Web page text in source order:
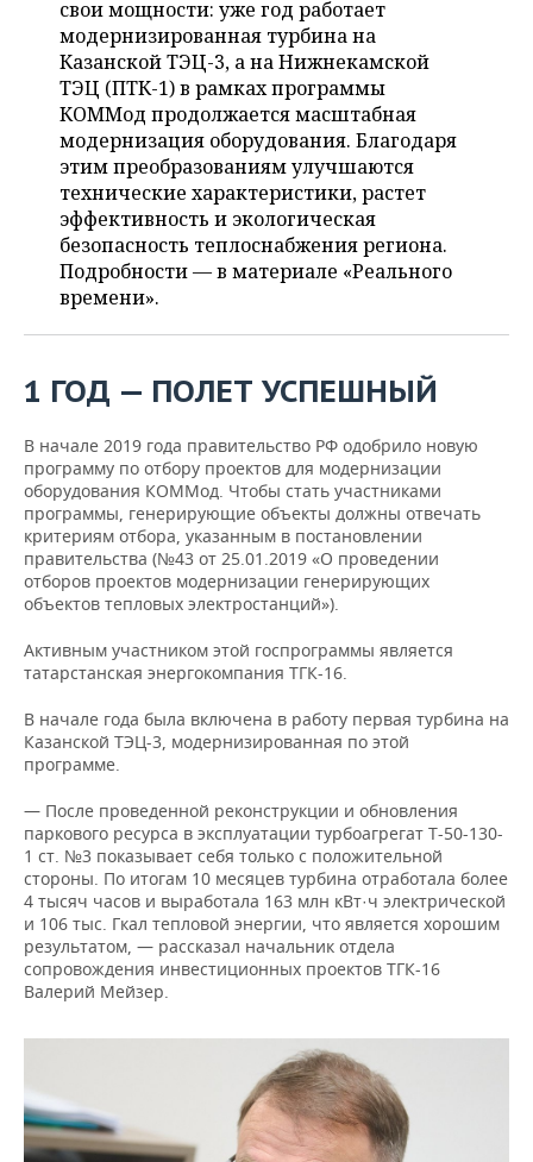
ОТКРЫТАЯ ЛЕКЦИЯ
БАСКЕТБОЛ
ВОЛЕЙБОЛ
КИБЕРСПОРТ
ФИГУРНОЕ КАТАНИЕ
ВОДНЫЕ ВИДЫ СПОРТА
ХОККЕЙ С МЯЧОМ
ИНФРАСТРУКТУРА
ИСТОРИЯ
КУЛЬТУРА
МЕДИЦИНА
ОБРАЗОВАНИЕ
ПРОИСШЕСТВИЯ
СПРАВОЧНИК
СПИСОК ПЕРСОН
СПИСОК КОМПАНИЙ
ПОЛНАЯ ВЕРСИЯ
свои мощности: уже год работает
модернизированная турбина на
Казанской ТЭЦ-3, а на Нижнекамской
ТЭЦ (ПТК-1) в рамках программы
КОММод продолжается масштабная
модернизация оборудования. Благодаря
этим преобразованиям улучшаются
технические характеристики, растет
эффективность и экологическая
безопасность теплоснабжения региона.
Подробности — в материале «Реального
времени».
1 ГОД — ПОЛЕТ УСПЕШНЫЙ
В начале 2019 года правительство РФ одобрило новую
программу по отбору проектов для модернизации
оборудования КОММод. Чтобы стать участниками
программы, генерирующие объекты должны отвечать
критериям отбора, указанным в постановлении
правительства (№43 от 25.01.2019 «О проведении
отборов проектов модернизации генерирующих
объектов тепловых электростанций»).
Активным участником этой госпрограммы является
татарстанская энергокомпания ТГК-16.
В начале года была включена в работу первая турбина на
Казанской ТЭЦ-3, модернизированная по этой
программе.
— После проведенной реконструкции и обновления
паркового ресурса в эксплуатации турбоагрегат Т-50-130-
1 ст. №3 показывает себя только с положительной
стороны. По итогам 10 месяцев турбина отработала более
4 тысяч часов и выработала 163 млн кВт·ч электрической
и 106 тыс. Гкал тепловой энергии, что является хорошим
результатом, — рассказал начальник отдела
сопровождения инвестиционных проектов ТГК-16
Валерий Мейзер.